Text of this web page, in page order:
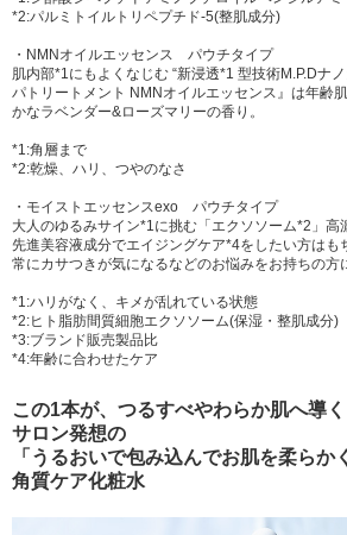
*2:パルミトイルトリペプチド-5(整肌成分)
・NMNオイルエッセンス パウチタイプ
肌内部*1にもよくなじむ “新浸透*1 型技術M.P.Dナ
パトリートメント NMNオイルエッセンス』は年齢
かなラベンダー&ローズマリーの香り。
*1:角層まで
*2:乾燥、ハリ、つやのなさ
・モイストエッセンスexo パウチタイプ
大人のゆるみサイン*1に挑む「エクソソーム*2」高
先進美容液成分でエイジングケア*4をしたい方はも
常にカサつきが気になるなどのお悩みをお持ちの方
*1:ハリがなく、キメが乱れている状態
*2:ヒト脂肪間質細胞エクソソーム(保湿・整肌成分)
*3:ブランド販売製品比
*4:年齢に合わせたケア
この1本が、つるすべやわらか肌へ導く
サロン発想の
「うるおいで包み込んでお肌を柔らか
角質ケア化粧水